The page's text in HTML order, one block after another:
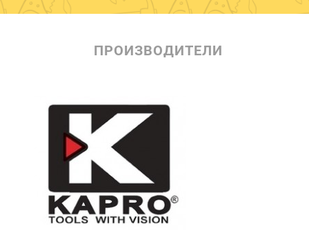
ПРОИЗВОДИТЕЛИ